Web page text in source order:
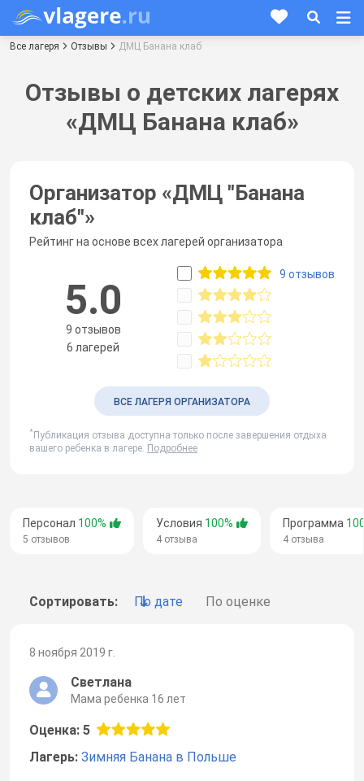
Все лагеря Отзывы ДМЦ Банана клаб
Отзывы о детских лагерях
«ДМЦ Банана клаб»
Персонал 100%
5 отзывов
Условия 100%
4 отзыва
Программа
4 отзыва
Сортировать: По дате По оценке
8 ноября 2019 г.
Светлана
Мама ребенка 16 лет
Оценка: 5
Лагерь: Зимняя Банана в Польше
Организатор «ДМЦ "Банана
клаб"»
Рейтинг на основе всех лагерей организатора
5.0
9 отзывов
6 лагерей
9 отзывов
ВСЕ ЛАГЕРЯ ОРГАНИЗАТОРА
* Публикация отзыва доступна только после завершения отдыха
вашего ребенка в лагере. Подробнее